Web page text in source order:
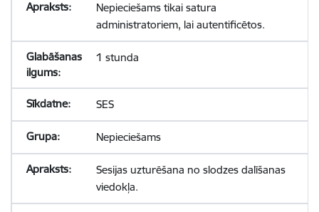
Nepieciešams tikai satura
administratoriem, lai autentificētos.
1 stunda
SES
Nepieciešams
Sesijas uzturēšana no slodzes dalīšanas
viedokļa.